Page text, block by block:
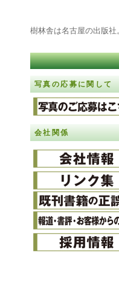
樹林舎は名古屋の出版社
写真の応募に関して
会社関係